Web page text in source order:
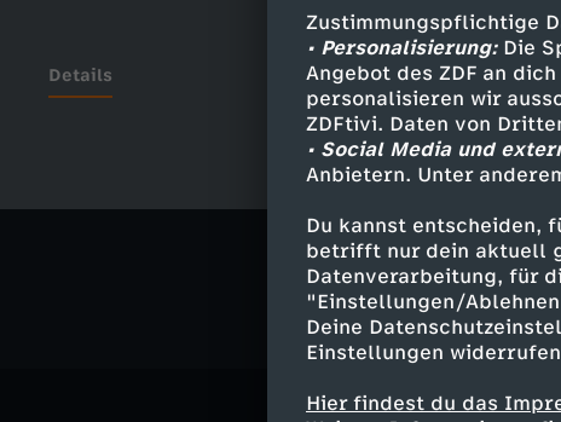
Zustimmungspflichtige
• Personalisierung:Die
Angebot des ZDF an
personalisieren wir
ZDFtivi. Daten von
• Social Media und
Anbietern. Unter
Du kannst entscheiden,
betrifft nur dein aktuell
Datenverarbeitung, für
"Einstellungen/
Deine
Einstellungen
Hier findest du das
Details
Ähnliche
Politik